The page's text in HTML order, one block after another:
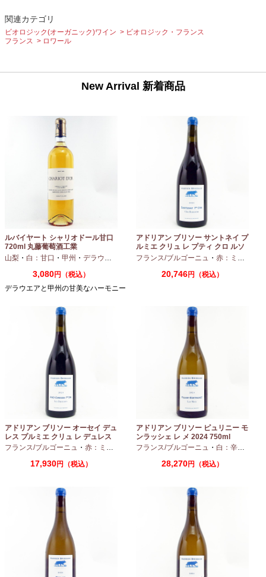
関連カテゴリ
ビオロジック(オーガニック)ワイン
ビオロジック・フランス
フランス
ロワール
New Arrival 新着商品
ルバイヤート シャリオドール甘口
720ml 丸藤葡萄酒工業
山梨 ・ 白：甘口 ・ 甲州 ・ デラウエア
3,080円（税込）
デラウエアと甲州の甘美なハーモニー
アドリアン ブリソー サントネイ プ
ルミエ クリュ レ プティ クロ ルソ
ー 2024 750ml
フランス/ブルゴーニュ ・ 赤：ミディアムボディ
20,746円（税込）
アドリアン ブリソー オーセイ デュ
レス プルミエ クリュ レ デュレス
2024 750ml
フランス/ブルゴーニュ ・ 赤：ミディアムボディ ・ピノノワール
17,930円（税込）
アドリアン ブリソー ピュリニー モ
ンラッシェ レ メ 2024 750ml
フランス/ブルゴーニュ ・ 白：辛口
28,270円（税込）